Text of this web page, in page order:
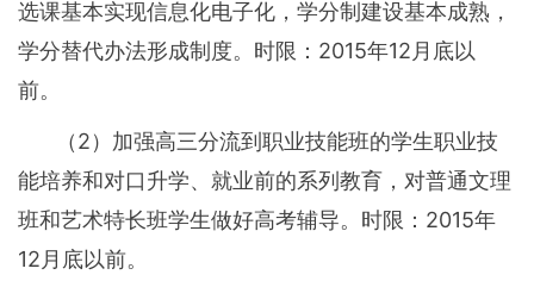
选课基本实现信息化电子化，学分制建设基本成熟，
学分替代办法形成制度。时限：2015年12月底以
前。
（2）加强高三分流到职业技能班的学生职业技
能培养和对口升学、就业前的系列教育，对普通文理
班和艺术特长班学生做好高考辅导。时限：2015年
12月底以前。